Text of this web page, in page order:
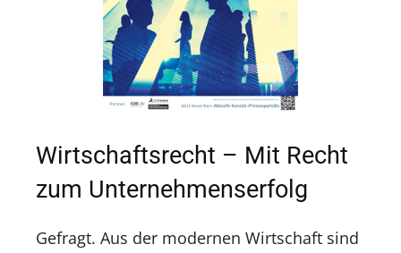
Wirtschaftsrecht – Mit Recht
zum Unternehmenserfolg
Gefragt. Aus der modernen Wirtschaft sind